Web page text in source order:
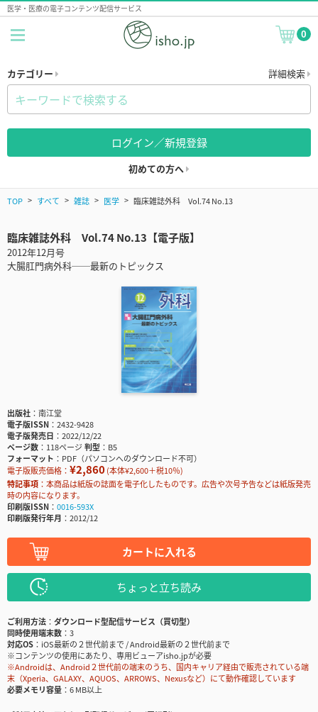
医学・医療の電子コンテンツ配信サービス
0
カテゴリー 詳細検索
ログイン／新規登録
初めての方へ
TOP すべて 雑誌 医学 臨床雑誌外科 Vol.74 No.13
臨床雑誌外科 Vol.74 No.13【電子版】
2012年12月号
大腸肛門病外科──最新のトピックス
出版社
南江堂
電子版ISSN
2432-9428
電子版発売日
2022/12/22
ページ数
118ページ判型
B5
フォーマット
PDF（パソコンへのダウンロード不可）
電子版販売価格： ¥2,860(本体¥2,600＋税10％)
特記事項
本商品は紙版の誌面を電子化したものです。広告や次号予告などは紙版発売
時の内容になります。
印刷版ISSN
0016-593X
印刷版発行年月
2012/12
カートに入れる
ちょっと立ち読み
ご利用方法
ダウンロード型配信サービス（買切型）
同時使用端末数
3
対応OS
iOS最新の２世代前まで / Android最新の２世代前まで
※コンテンツの使用にあたり、専用ビューアisho.jpが必要
※Androidは、Android２世代前の端末のうち、国内キャリア経由で販売されている端
末（Xperia、GALAXY、AQUOS、ARROWS、Nexusなど）にて動作確認しています
必要メモリ容量
6 MB以上